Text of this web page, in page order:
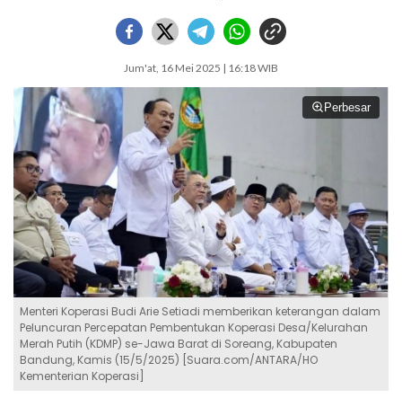
Jum'at, 16 Mei 2025 | 16:18 WIB
Perbesar
Menteri Koperasi Budi Arie Setiadi memberikan keterangan dalam
Peluncuran Percepatan Pembentukan Koperasi Desa/Kelurahan
Merah Putih (KDMP) se-Jawa Barat di Soreang, Kabupaten
Bandung, Kamis (15/5/2025) [Suara.com/ANTARA/HO
Kementerian Koperasi]